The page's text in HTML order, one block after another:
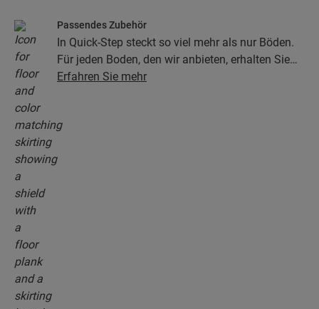
Passendes Zubehör
In Quick-Step steckt so viel mehr als nur Böden.
Für jeden Boden, den wir anbieten, erhalten Sie
eine ganze Kollektion aus Zubehör, einschließlich
Erfahren Sie mehr